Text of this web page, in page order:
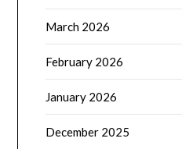
March 2026
February 2026
January 2026
December 2025